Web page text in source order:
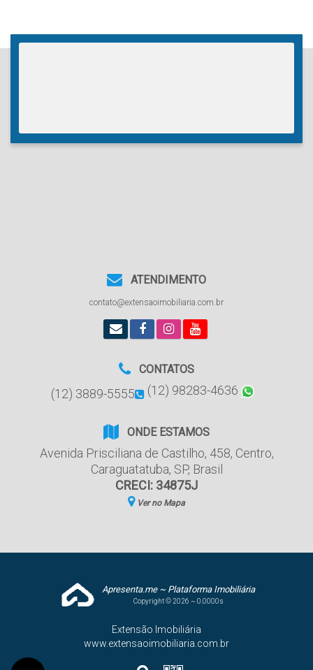
ATENDIMENTO
contato@extensaoimobiliaria.com.br
CONTATOS
(12) 3889-5555 (12) 98283-4636
ONDE ESTAMOS
Avenida Prisciliana de Castilho, 458, Centro,
Caraguatatuba, SP, Brasil
CRECI: 34875J
Ver no Mapa
Apresenta.me ~ Plataforma Imobiliária
Copyright © 2026 ~ 0.0000s
Extensão Imobiliária
www.extensaoimobiliaria.com.br